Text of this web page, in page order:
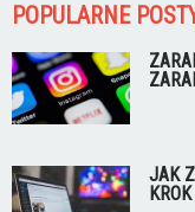
POPULARNE
JAK